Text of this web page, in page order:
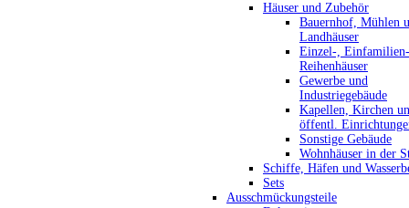
Häuser und Zubehör
Bauernhof, Mühlen
Landhäuser
Einzel-,
Reihenhäuser
Gewerbe und
Industriegebäude
Kapellen, Kirchen
öffentl.
Sonstige Gebäude
Wohnhäuser in der
Schiffe, Häfen und
Sets
Ausschmückungsteile